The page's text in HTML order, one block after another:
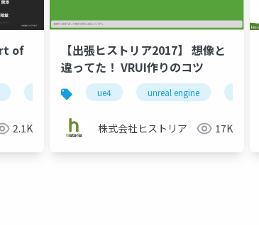
unreal engine 4 game
of
historia unreal engine 4 アーティスト
2.1K
【出張ヒストリア2017】 想像と
違ってた！ VRUI作りのコツ
ue4 unreal engine
株式会社ヒストリア 17K